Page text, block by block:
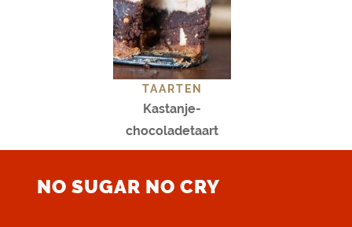
TAARTEN
Kastanje-
chocoladetaart
NO SUGAR NO CRY